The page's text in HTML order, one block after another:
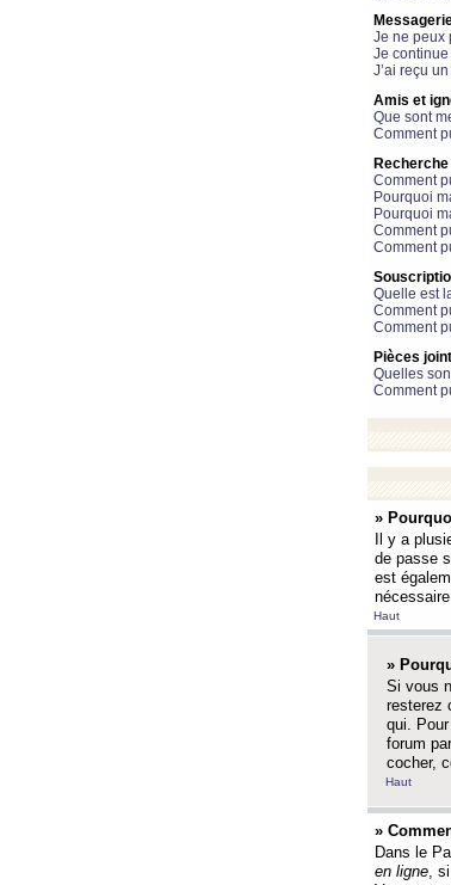
Je ne peux
Je
J’ai reçu
Amis et
Que sont
Comment
Comment
Pourquoi
Pourquoi
Comment
Comment
Quelle est
Comment
Comment
Pièces
Quelles
Comment
»
Il y a
de passe
est
Haut
»
Si vous
resterez
qui.
forum
cocher,
Haut
»
Dans le
en ligne,